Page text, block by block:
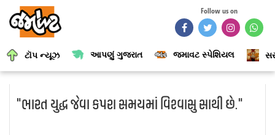
Follow us on
ટૉપ ન્યૂઝ આપણું ગુજરાત જમાવટ સ્પેશિયલ
"ભારત યુદ્ધ જેવા કપરા સમયમાં વિશ્વાસુ સાથી છે."